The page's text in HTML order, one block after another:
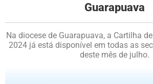
Guarapuava
Na diocese de Guarapuava, a Cartilha
2024 já está disponível em todas as
deste mês de julho.